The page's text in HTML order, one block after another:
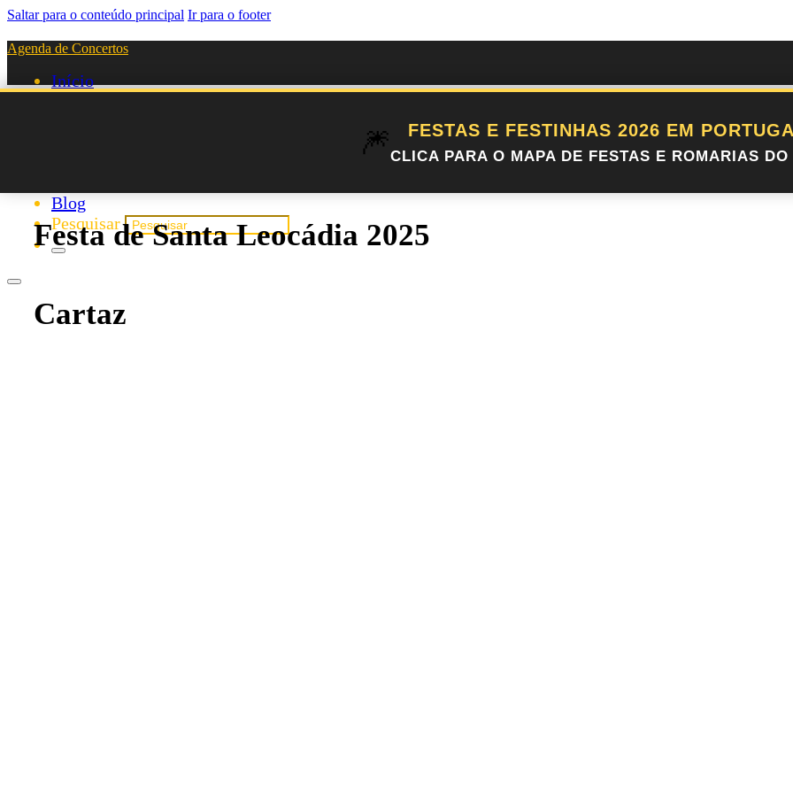
Saltar para o conteúdo principal Ir para o footer
Agenda de Concertos
Início
Blog
Pesquisar
🎆 FESTAS E FESTINHAS 2026 EM
CLICA PARA O MAPA DE FESTAS E ROMARIAS DO
Festa de Santa Leocádia 2025
Cartaz